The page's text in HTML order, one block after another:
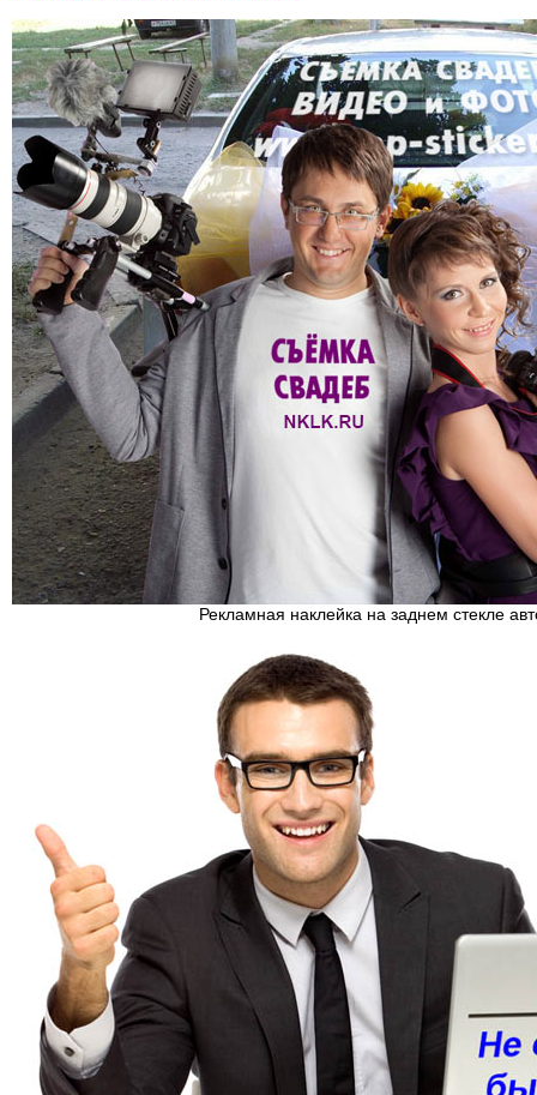
Рекламная наклейка на заднем стекле